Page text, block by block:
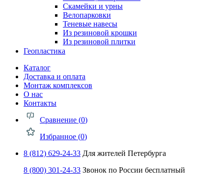
Скамейки и урны
Велопарковки
Теневые навесы
Из резиновой крошки
Из резиновой плитки
Геопластика
Каталог
Доставка и оплата
Монтаж комплексов
О нас
Контакты
Сравнение (0)
Избранное (0)
8 (812) 629-24-33 Для жителей Петербурга
8 (800) 301-24-33 Звонок по России бесплатный